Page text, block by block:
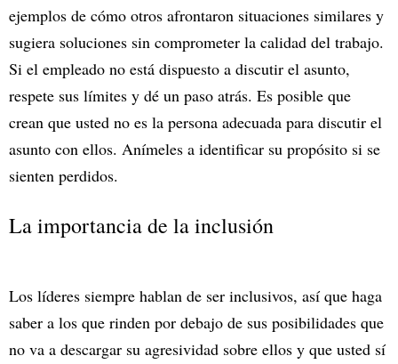
ejemplos de cómo otros afrontaron situaciones similares y
sugiera soluciones sin comprometer la calidad del trabajo.
Si el empleado no está dispuesto a discutir el asunto,
respete sus límites y dé un paso atrás. Es posible que
crean que usted no es la persona adecuada para discutir el
asunto con ellos. Anímeles a identificar su propósito si se
sienten perdidos.
La importancia de la inclusión
Los líderes siempre hablan de ser inclusivos, así que haga
saber a los que rinden por debajo de sus posibilidades que
no va a descargar su agresividad sobre ellos y que usted sí